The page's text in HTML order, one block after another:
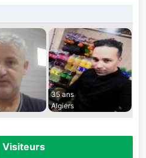
35 ans
Algiers
Visiteurs